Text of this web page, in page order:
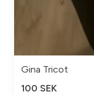
Gina Tricot
100 SEK